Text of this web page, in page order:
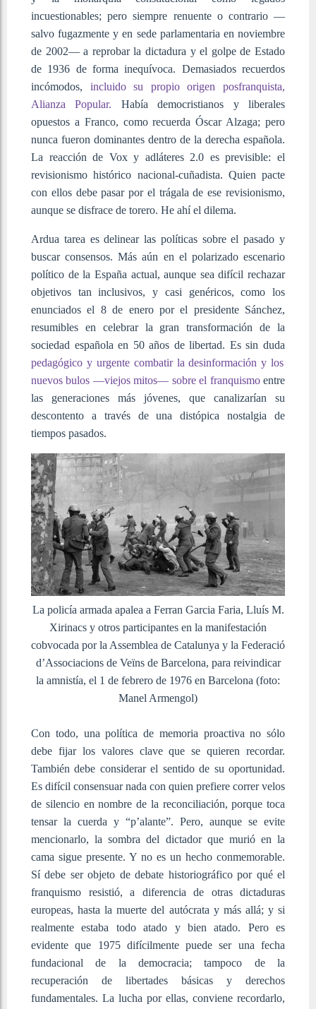
incuestionables; pero siempre renuente o contrario —
salvo fugazmente y en sede parlamentaria en noviembre
de 2002— a reprobar la dictadura y el golpe de Estado
de 1936 de forma inequívoca. Demasiados recuerdos
incómodos, incluido su propio origen posfranquista,
Alianza Popular. Había democristianos y liberales
opuestos a Franco, como recuerda Óscar Alzaga; pero
nunca fueron dominantes dentro de la derecha española.
La reacción de Vox y adláteres 2.0 es previsible: el
revisionismo histórico nacional-cuñadista. Quien pacte
con ellos debe pasar por el trágala de ese revisionismo,
aunque se disfrace de torero. He ahí el dilema.
Ardua tarea es delinear las políticas sobre el pasado y
buscar consensos. Más aún en el polarizado escenario
político de la España actual, aunque sea difícil rechazar
objetivos tan inclusivos, y casi genéricos, como los
enunciados el 8 de enero por el presidente Sánchez,
resumibles en celebrar la gran transformación de la
sociedad española en 50 años de libertad. Es sin duda
pedagógico y urgente combatir la desinformación y los
nuevos bulos —viejos mitos— sobre el franquismo entre
las generaciones más jóvenes, que canalizarían su
descontento a través de una distópica nostalgia de
tiempos pasados.
La policía armada apalea a Ferran Garcia Faria, Lluís M.
Xirinacs y otros participantes en la manifestación
cobvocada por la Assemblea de Catalunya y la Federació
d’Associacions de Veïns de Barcelona, para reivindicar
la amnistía, el 1 de febrero de 1976 en Barcelona (foto:
Manel Armengol)
Con todo, una política de memoria proactiva no sólo
debe fijar los valores clave que se quieren recordar.
También debe considerar el sentido de su oportunidad.
Es difícil consensuar nada con quien prefiere correr velos
de silencio en nombre de la reconciliación, porque toca
tensar la cuerda y “p’alante”. Pero, aunque se evite
mencionarlo, la sombra del dictador que murió en la
cama sigue presente. Y no es un hecho conmemorable.
Sí debe ser objeto de debate historiográfico por qué el
franquismo resistió, a diferencia de otras dictaduras
europeas, hasta la muerte del autócrata y más allá; y si
realmente estaba todo atado y bien atado. Pero es
evidente que 1975 difícilmente puede ser una fecha
fundacional de la democracia; tampoco de la
recuperación de libertades básicas y derechos
fundamentales. La lucha por ellas, conviene recordarlo,